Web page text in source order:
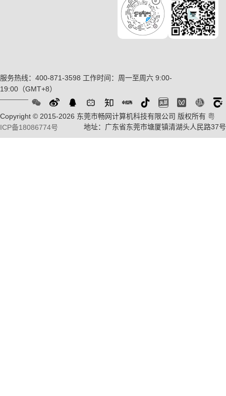
服务热线：400-871-3598 工作时间：周一至周六 9:00-
19:00（GMT+8）
Copyright © 2015-2026 东莞市畅网计算机科技有限公司 版权所有 粤
ICP备18086774号
地址：广东省东莞市塘厦镇清湖头人民路37号